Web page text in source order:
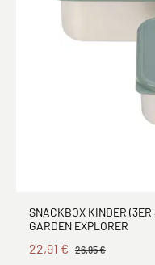
SNACKBOX KINDER
GARDEN EXPLORER
22,91 € 26,95 €